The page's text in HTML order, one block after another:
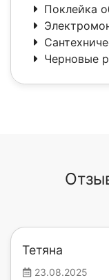
Поклейка
Черновые
Тетяна
23.08.2025